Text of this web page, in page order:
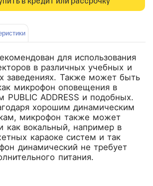
для использования
в различных учебных и
заведениях. Также может быть
микрофон оповещения в
PUBLIC ADDRESS и подобных.
хорошим динамическим
микрофон также может
как вокальный, например в
караоке систем и так
динамический не требует
питания.